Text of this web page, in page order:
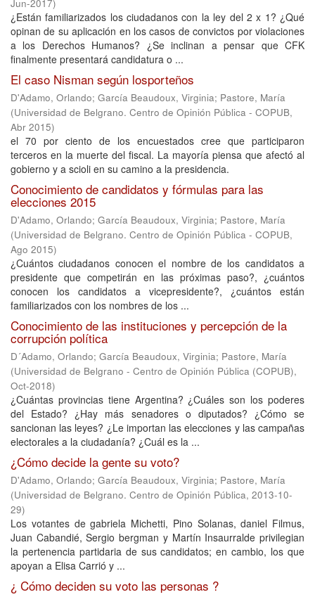
Jun-2017)
¿Están familiarizados los ciudadanos con la ley del 2 x 1? ¿Qué
opinan de su aplicación en los casos de convictos por violaciones
a los Derechos Humanos? ¿Se inclinan a pensar que CFK
finalmente presentará candidatura o ...
El caso Nisman según losporteños
D'Adamo, Orlando; García Beaudoux, Virginia; Pastore, María
(Universidad de Belgrano. Centro de Opinión Pública - COPUB,
Abr 2015)
el 70 por ciento de los encuestados cree que participaron
terceros en la muerte del fiscal. La mayoría piensa que afectó al
gobierno y a scioli en su camino a la presidencia.
Conocimiento de candidatos y fórmulas para las
elecciones 2015
D'Adamo, Orlando; García Beaudoux, Virginia; Pastore, María
(Universidad de Belgrano. Centro de Opinión Pública - COPUB,
Ago 2015)
¿Cuántos ciudadanos conocen el nombre de los candidatos a
presidente que competirán en las próximas paso?, ¿cuántos
conocen los candidatos a vicepresidente?, ¿cuántos están
familiarizados con los nombres de los ...
Conocimiento de las instituciones y percepción de la
corrupción política
D´Adamo, Orlando; García Beaudoux, Virginia; Pastore, María
(Universidad de Belgrano - Centro de Opinión Pública (COPUB),
Oct-2018)
¿Cuántas provincias tiene Argentina? ¿Cuáles son los poderes
del Estado? ¿Hay más senadores o diputados? ¿Cómo se
sancionan las leyes? ¿Le importan las elecciones y las campañas
electorales a la ciudadanía? ¿Cuál es la ...
¿Cómo decide la gente su voto?
D'Adamo, Orlando; García Beaudoux, Virginia; Pastore, María
(Universidad de Belgrano. Centro de Opinión Pública, 2013-10-
29)
Los votantes de gabriela Michetti, Pino Solanas, daniel Filmus,
Juan Cabandié, Sergio bergman y Martín Insaurralde privilegian
la pertenencia partidaria de sus candidatos; en cambio, los que
apoyan a Elisa Carrió y ...
¿ Cómo deciden su voto las personas ?